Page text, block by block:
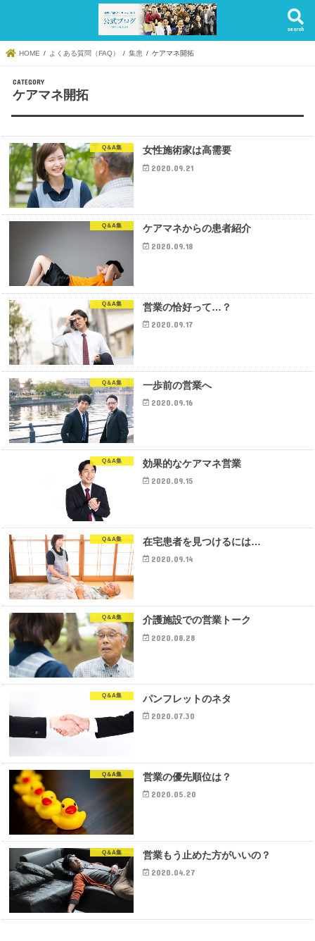
search
HOME よくある質問（FAQ） 集患 ケアマネ開拓
ケアマネ開拓
Q＆A集 女性施術家は高需要
2020.09.21
Q＆A集 ケアマネからの患者紹介
2020.09.18
Q＆A集 営業の恰好って…？
2020.09.17
Q＆A集 一歩前の営業へ
2020.09.16
Q＆A集 効果的なケアマネ営業
2020.09.15
Q＆A集 在宅患者を見つけるには…
2020.09.14
Q＆A集 介護施設での営業トーク
2020.08.28
Q＆A集 パンフレットのネタ
2020.07.30
Q＆A集 営業の優先順位は？
2020.05.20
Q＆A集 営業もう止めた方がいいの？
2020.04.27